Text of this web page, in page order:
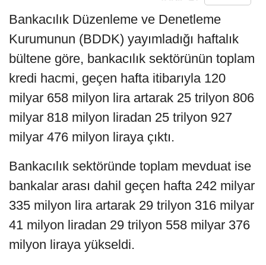
Bankacılık Düzenleme ve Denetleme
Kurumunun (BDDK) yayımladığı haftalık
bültene göre, bankacılık sektörünün toplam
kredi hacmi, geçen hafta itibarıyla 120
milyar 658 milyon lira artarak 25 trilyon 806
milyar 818 milyon liradan 25 trilyon 927
milyar 476 milyon liraya çıktı.
Bankacılık sektöründe toplam mevduat ise
bankalar arası dahil geçen hafta 242 milyar
335 milyon lira artarak 29 trilyon 316 milyar
41 milyon liradan 29 trilyon 558 milyar 376
milyon liraya yükseldi.